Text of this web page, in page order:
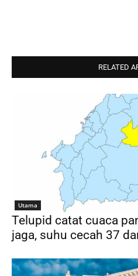
RELATED
Utama
Telupid catat cuaca
jaga, suhu cecah 37